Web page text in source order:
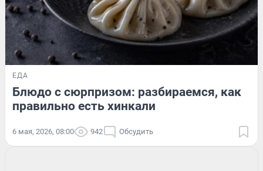
ЕДА
Блюдо с сюрпризом: разбираемся, как
правильно есть хинкали
6 мая, 2026, 08:00 942 Обсудить